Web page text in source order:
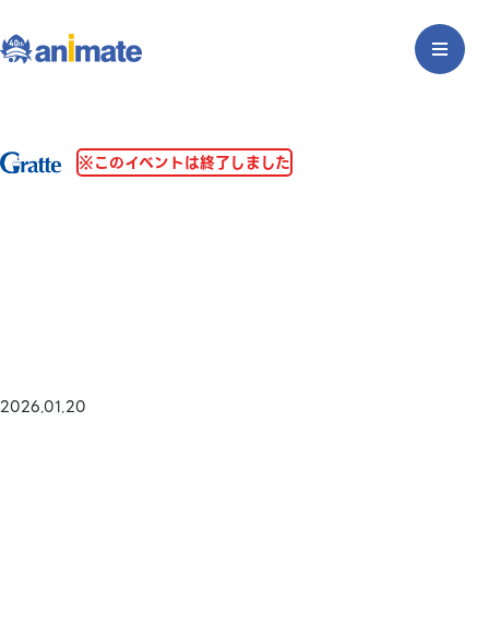
※このイベントは終了しました
2026.01.20